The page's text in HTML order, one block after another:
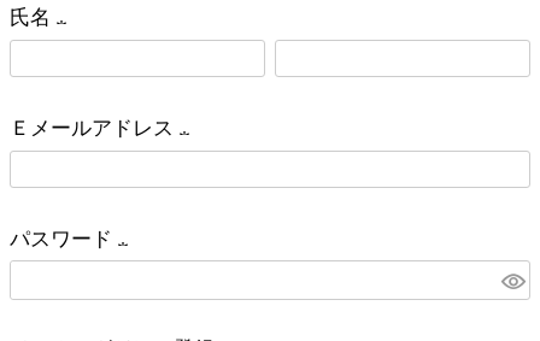
氏名
(
須
)
Ｅメールアドレス
(
須
)
パスワード
(